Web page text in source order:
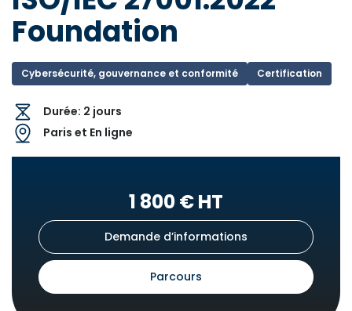
Foundation
Cybersécurité, gouvernance et conformité Certification
Durée: 2 jours
Paris et En ligne
1 800 € HT
Demande d’informations
Parcours